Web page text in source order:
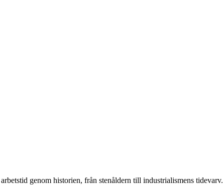
genom historien, från stenåldern till industrialismens tidevarv.